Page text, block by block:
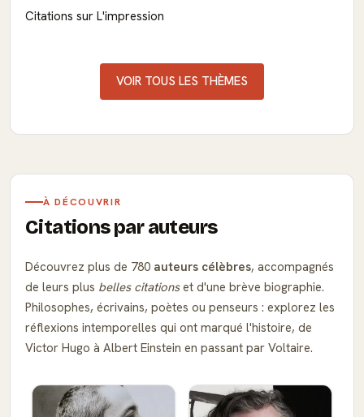
Citations sur L'impression
VOIR TOUS LES THÈMES
À DÉCOUVRIR
Citations par auteurs
Découvrez plus de 780 auteurs célèbres, accompagnés
de leurs plus belles citationset d'une brève biographie.
Philosophes, écrivains, poètes ou penseurs : explorez les
réflexions intemporelles qui ont marqué l'histoire, de
Victor Hugo à Albert Einstein en passant par Voltaire.